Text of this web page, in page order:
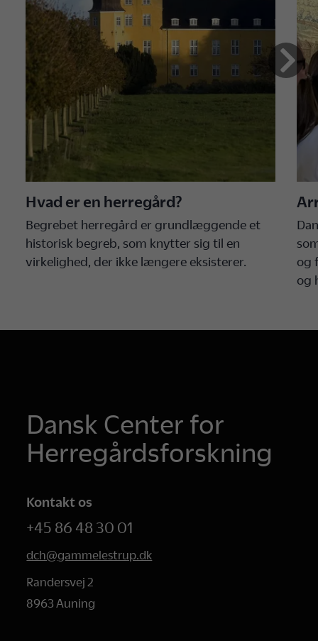
Hvad er en herregård?
Begrebet herregård er grundlæggende et
historisk begreb, som knytter sig til en
virkelighed, der ikke længere eksisterer.
og
og
Dansk Center for
Herregårdsforskning
Kontakt os
+45 86 48 30 01
dch@gammelestrup.dk
Randersvej 2
8963 Auning